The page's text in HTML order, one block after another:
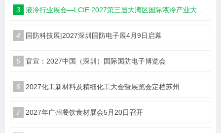
3 液冷行业展会—LCIE 2027第三届大湾区国际液冷产业大会暨展览会（深圳）
4 国防科技展|2027深圳国防电子展4月9日启幕
5 官宣：2027中国（深圳）国际国防电子博览会
6 2027化工新材料及精细化工大会暨展览会定档苏州
7 2027年广州餐饮食材展会5月20日召开